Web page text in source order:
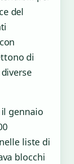
del
di
gennaio
liste di
blocchi